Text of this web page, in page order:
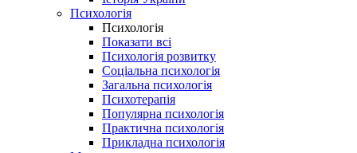
Психологія
Психологія
Показати всі
Психологія розвитку
Соціальна психологія
Загальна психологія
Психотерапія
Популярна психологія
Практична психологія
Прикладна психологія